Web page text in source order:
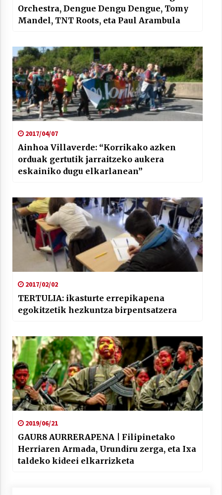
Orchestra, Dengue Dengu Dengue, Tomy
Mandel, TNT Roots, eta Paul Arambula
2017/04/07
Ainhoa Villaverde: “Korrikako azken
orduak gertutik jarraitzeko aukera
eskainiko dugu elkarlanean”
2017/02/02
TERTULIA: ikasturte errepikapena
egokitzetik hezkuntza birpentsatzera
2019/06/21
GAUR8 AURRERAPENA | Filipinetako
Herriaren Armada, Urundiru zerga, eta Ixa
taldeko kideei elkarrizketa